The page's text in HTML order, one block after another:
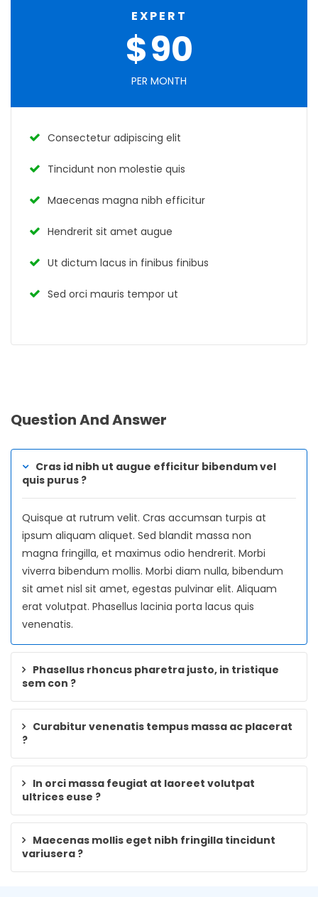
EXPERT
$90
PER MONTH
Consectetur adipiscing elit
Tincidunt non molestie quis
Maecenas magna nibh efficitur
Hendrerit sit amet augue
Ut dictum lacus in finibus finibus
Sed orci mauris tempor ut
Question And Answer
Cras id nibh ut augue efficitur bibendum vel
quis purus ?
Quisque at rutrum velit. Cras accumsan turpis at
ipsum aliquam aliquet. Sed blandit massa non
magna fringilla, et maximus odio hendrerit. Morbi
viverra bibendum mollis. Morbi diam nulla, bibendum
sit amet nisl sit amet, egestas pulvinar elit. Aliquam
erat volutpat. Phasellus lacinia porta lacus quis
venenatis.
Phasellus rhoncus pharetra justo, in tristique
sem con ?
Curabitur venenatis tempus massa ac placerat
?
In orci massa feugiat at laoreet volutpat
ultrices euse ?
Maecenas mollis eget nibh fringilla tincidunt
variusera ?